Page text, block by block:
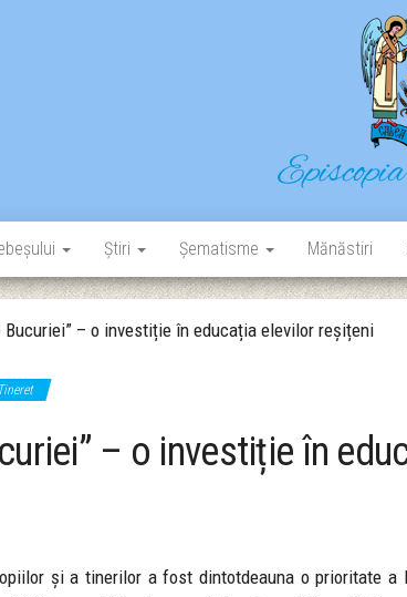
Situl oficial al Episcopiei
Știri Șematisme Mănăstiri
Bucuriei” – o investiție în educația elevilor reșițeni
Tineret
– o investiție în
și a tinerilor a fost dintotdeauna o prioritate